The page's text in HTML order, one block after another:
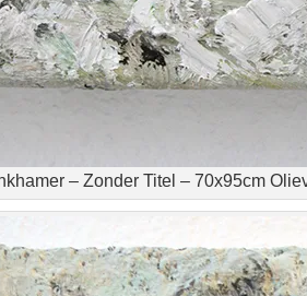
– Zonder Titel – 70x95cm